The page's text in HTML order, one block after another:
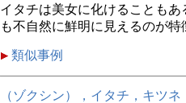
イタチは美女に化けることも
も不自然に鮮明に見えるのが
類似事例
（ゾクシン），イタチ，キツネ